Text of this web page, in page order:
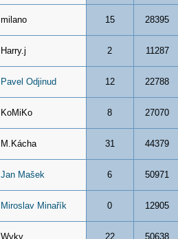
milano 15 28395
Harry.j 2 11287
Pavel Odjinud 12 22788
KoMiKo 8 27070
M.Kácha 31 44379
Jan Mašek 6 50971
Miroslav Minařík 0 12905
Wyky 22 50638